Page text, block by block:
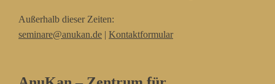
Außerhalb dieser Zeiten:
seminare@anukan.de | Kontaktformular